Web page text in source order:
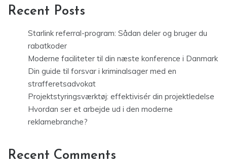
Recent Posts
Starlink referral-program: Sådan deler og bruger du
rabatkoder
Moderne faciliteter til din næste konference i Danmark
Din guide til forsvar i kriminalsager med en
strafferetsadvokat
Projektstyringsværktøj: effektivisér din projektledelse
Hvordan ser et arbejde ud i den moderne
reklamebranche?
Recent Comments